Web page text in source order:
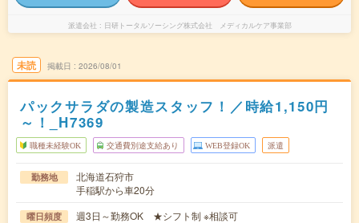
派遣会社 日研トータルソーシング株式会社 メディカルケア事業部
未読 掲載日 2026/08/01
パックサラダの製造スタッフ！／時給1,150円
～！_H7369
職種未経験OK 交通費別途支給あり WEB登録OK 派遣
勤務地
北海道石狩市
手稲駅から車20分
曜日頻度 週3日～勤務OK ★シフト制 ※相談可